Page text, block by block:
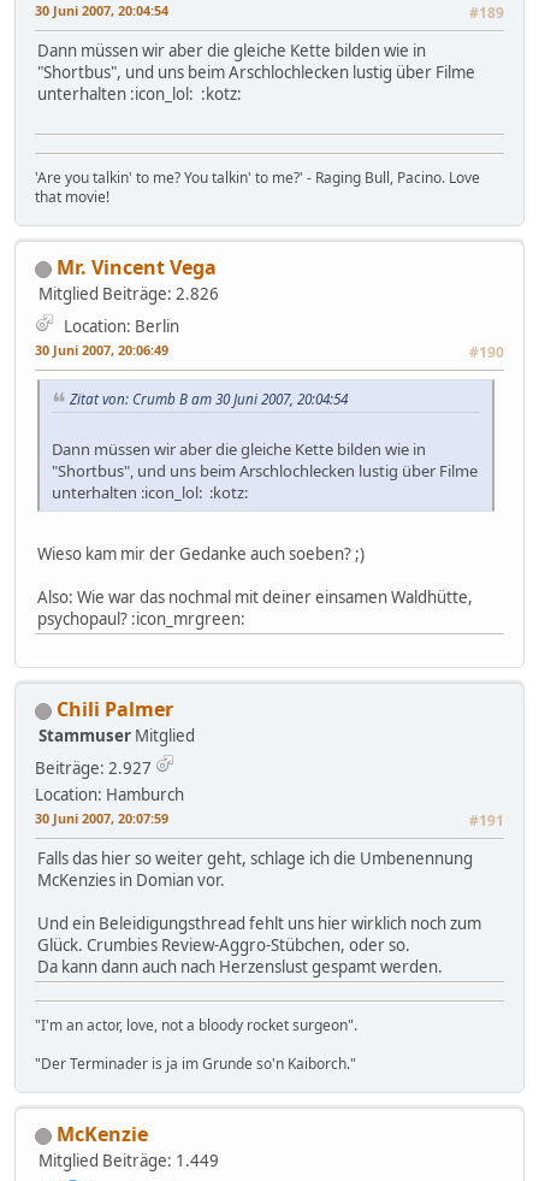
30 Juni 2007, 20:04:54 #189
Dann müssen wir aber die gleiche Kette bilden wie in
"Shortbus", und uns beim Arschlochlecken lustig über Filme
unterhalten :icon_lol: :kotz:
'Are you talkin' to me? You talkin' to me?' - Raging Bull, Pacino. Love
that movie!
Mr. Vincent Vega
Mitglied Beiträge: 2.826
Location: Berlin
30 Juni 2007, 20:06:49 #190
Zitat von: Crumb B am 30 Juni 2007, 20:04:54
Dann müssen wir aber die gleiche Kette bilden wie in
"Shortbus", und uns beim Arschlochlecken lustig über Filme
unterhalten :icon_lol: :kotz:
Wieso kam mir der Gedanke auch soeben? ;)
Also: Wie war das nochmal mit deiner einsamen Waldhütte,
psychopaul? :icon_mrgreen:
Chili Palmer
Stammuser Mitglied
Beiträge: 2.927
Location: Hamburch
30 Juni 2007, 20:07:59 #191
Falls das hier so weiter geht, schlage ich die Umbenennung
McKenzies in Domian vor.
Und ein Beleidigungsthread fehlt uns hier wirklich noch zum
Glück. Crumbies Review-Aggro-Stübchen, oder so.
Da kann dann auch nach Herzenslust gespamt werden.
"I'm an actor, love, not a bloody rocket surgeon".
"Der Terminader is ja im Grunde so'n Kaiborch."
McKenzie
Mitglied Beiträge: 1.449